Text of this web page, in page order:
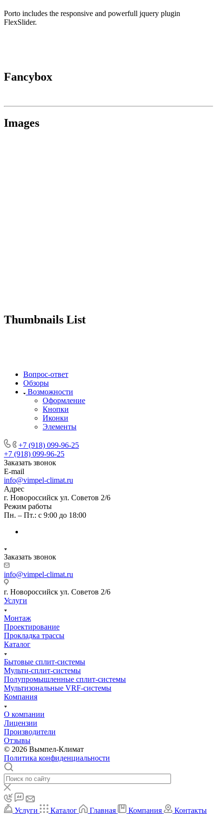
Porto includes the responsive and powerfull jquery plugin
FlexSlider.
Fancybox
Images
Thumbnails List
Вопрос-ответ
Обзоры
Возможности
Оформление
Кнопки
Иконки
Элементы
+7 (918) 099-96-25
+7 (918) 099-96-25
Заказать звонок
E-mail
info@vimpel-climat.ru
Адрес
г. Новороссийск ул. Советов 2/6
Режим работы
Пн. – Пт.: с 9:00 до 18:00
Заказать звонок
info@vimpel-climat.ru
г. Новороссийск ул. Советов 2/6
Услуги
Монтаж
Проектирование
Прокладка трассы
Каталог
Бытовые сплит-системы
Мульти-сплит-системы
Полупромышленные сплит-системы
Мультизональные VRF-системы
Компания
О компании
Лицензии
Производители
Отзывы
© 2026 Вымпел-Климат
Политика конфиденциальности
Услуги Каталог Главная Компания Контакты